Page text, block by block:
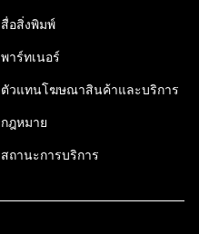
สื่อสิ่งพิมพ์
พาร์ทเนอร์
ตัวแทนโฆษณาสินค้าและบริการ
กฎหมาย
สถานะการบริการ